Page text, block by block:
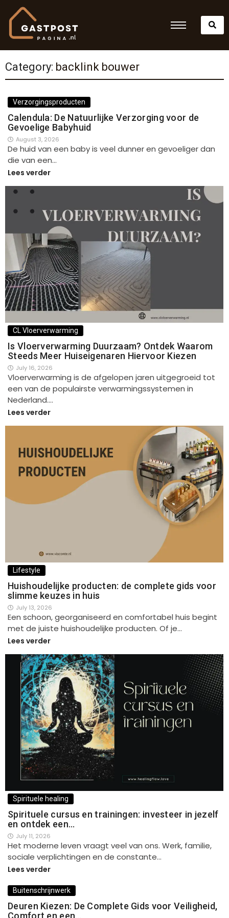
Category: backlink bouwer
Verzorgingsproducten
Calendula: De Natuurlijke Verzorging voor de
Gevoelige Babyhuid
August 3, 2026
De huid van een baby is veel dunner en gevoeliger dan
die van een…
Lees verder
CL Vloerverwarming
Is Vloerverwarming Duurzaam? Ontdek Waarom
Steeds Meer Huiseigenaren Hiervoor Kiezen
July 16, 2026
Vloerverwarming is de afgelopen jaren uitgegroeid tot
een van de populairste verwarmingssystemen in
Nederland.…
Lees verder
Lifestyle
Huishoudelijke producten: de complete gids voor
slimme keuzes in huis
July 13, 2026
Een schoon, georganiseerd en comfortabel huis begint
met de juiste huishoudelijke producten. Of je…
Lees verder
Spirituele healing
Spirituele cursus en trainingen: investeer in jezelf
en ontdek een…
July 11, 2026
Het moderne leven vraagt veel van ons. Werk, familie,
sociale verplichtingen en de constante…
Lees verder
Buitenschrijnwerk
Deuren Kiezen: De Complete Gids voor Veiligheid,
Comfort en een…